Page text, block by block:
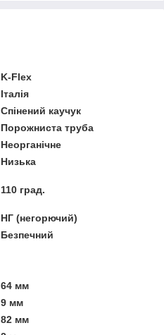
K-Flex
Італія
Спінений каучук
Порожниста труба
Неорганічне
Низька
110 град.
НГ (негорючий)
Безпечний
64 мм
9 мм
82 мм